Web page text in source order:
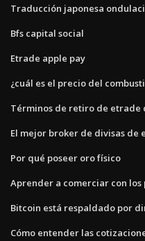
Traducción japonesa
Bfs capital social
Etrade apple pay
¿cuál es el precio del
Términos de retiro de etrade
El mejor broker de divisas de
Por qué poseer oro físico
Aprender a comerciar con
Bitcoin está respaldado por
Cómo entender las